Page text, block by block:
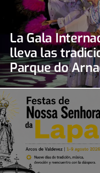
La Gala
lleva las
Parque do